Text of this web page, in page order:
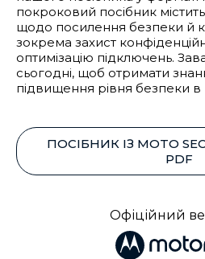
покроковий посібник містить
щодо посилення безпеки й
зокрема захист
оптимізацію підключень.
сьогодні, щоб отримати
підвищення рівня безпеки в
ПОСІБНИК ІЗ MOTO
PDF
Офіційний